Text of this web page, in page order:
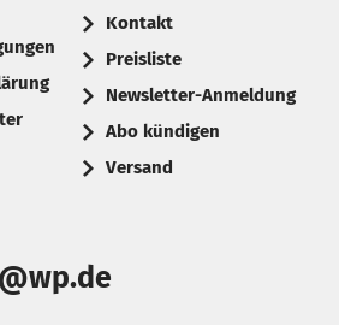
Kontakt
Preisliste
Newsletter-Anmeldung
Abo kündigen
Versand